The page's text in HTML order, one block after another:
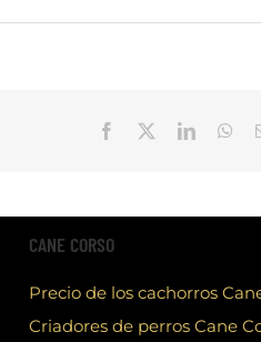
Facebook LinkedIn
CANE CORSO
Precio de los cachorros
Criadores de perros Cane